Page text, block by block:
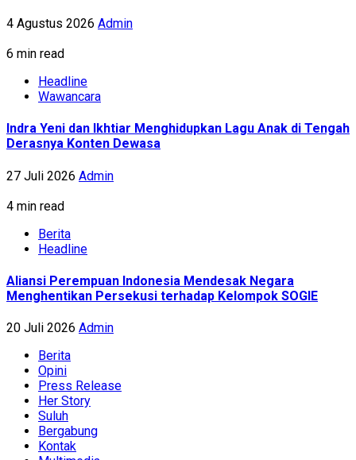
4 Agustus 2026 Admin
6 min read
Headline
Wawancara
Indra Yeni dan Ikhtiar Menghidupkan Lagu Anak di Tengah
Derasnya Konten Dewasa
27 Juli 2026 Admin
4 min read
Berita
Headline
Aliansi Perempuan Indonesia Mendesak Negara
Menghentikan Persekusi terhadap Kelompok SOGIE
20 Juli 2026 Admin
Berita
Opini
Press Release
Her Story
Suluh
Bergabung
Kontak